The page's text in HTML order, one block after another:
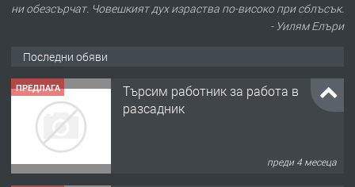
ни обезсърчат. Човешкият дух израства по-високо при сблъсък.
- Уилям Елъри
Последни обяви
ПРЕДЛАГА
Търсим работник за работа в
разсадник
преди 4 месеца